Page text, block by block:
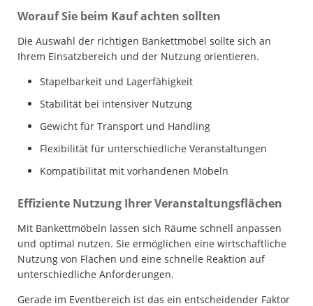
Worauf Sie beim Kauf achten sollten
Die Auswahl der richtigen Bankettmöbel sollte sich an
Ihrem Einsatzbereich und der Nutzung orientieren.
Stapelbarkeit und Lagerfähigkeit
Stabilität bei intensiver Nutzung
Gewicht für Transport und Handling
Flexibilität für unterschiedliche Veranstaltungen
Kompatibilität mit vorhandenen Möbeln
Effiziente Nutzung Ihrer Veranstaltungsflächen
Mit Bankettmöbeln lassen sich Räume schnell anpassen
und optimal nutzen. Sie ermöglichen eine wirtschaftliche
Nutzung von Flächen und eine schnelle Reaktion auf
unterschiedliche Anforderungen.
Gerade im Eventbereich ist das ein entscheidender Faktor